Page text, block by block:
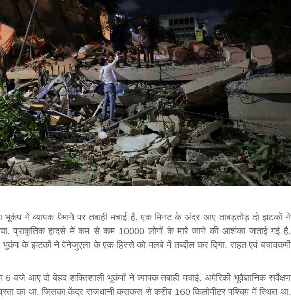
ने व्‍यापक पैमाने पर तबाही मचाई है. एक मिनट के अंदर आए ताबड़तोड़ दो झटकों ने
प्राकृतिक हादसे में कम से कम 10000 लोगों के मारे जाने की आशंका जताई गई है.
के झटकों ने वेनेजुएला के एक हिस्‍से को मलबे में तब्‍दील कर दिया. राहत एवं बचावकर्मी
आए दो बेहद शक्तिशाली भूकंपों ने व्यापक तबाही मचाई. अमेरिकी भूवैज्ञानिक सर्वेक्षण
का था, जिसका केंद्र राजधानी कराकस से करीब 160 किलोमीटर पश्चिम में स्थित था.